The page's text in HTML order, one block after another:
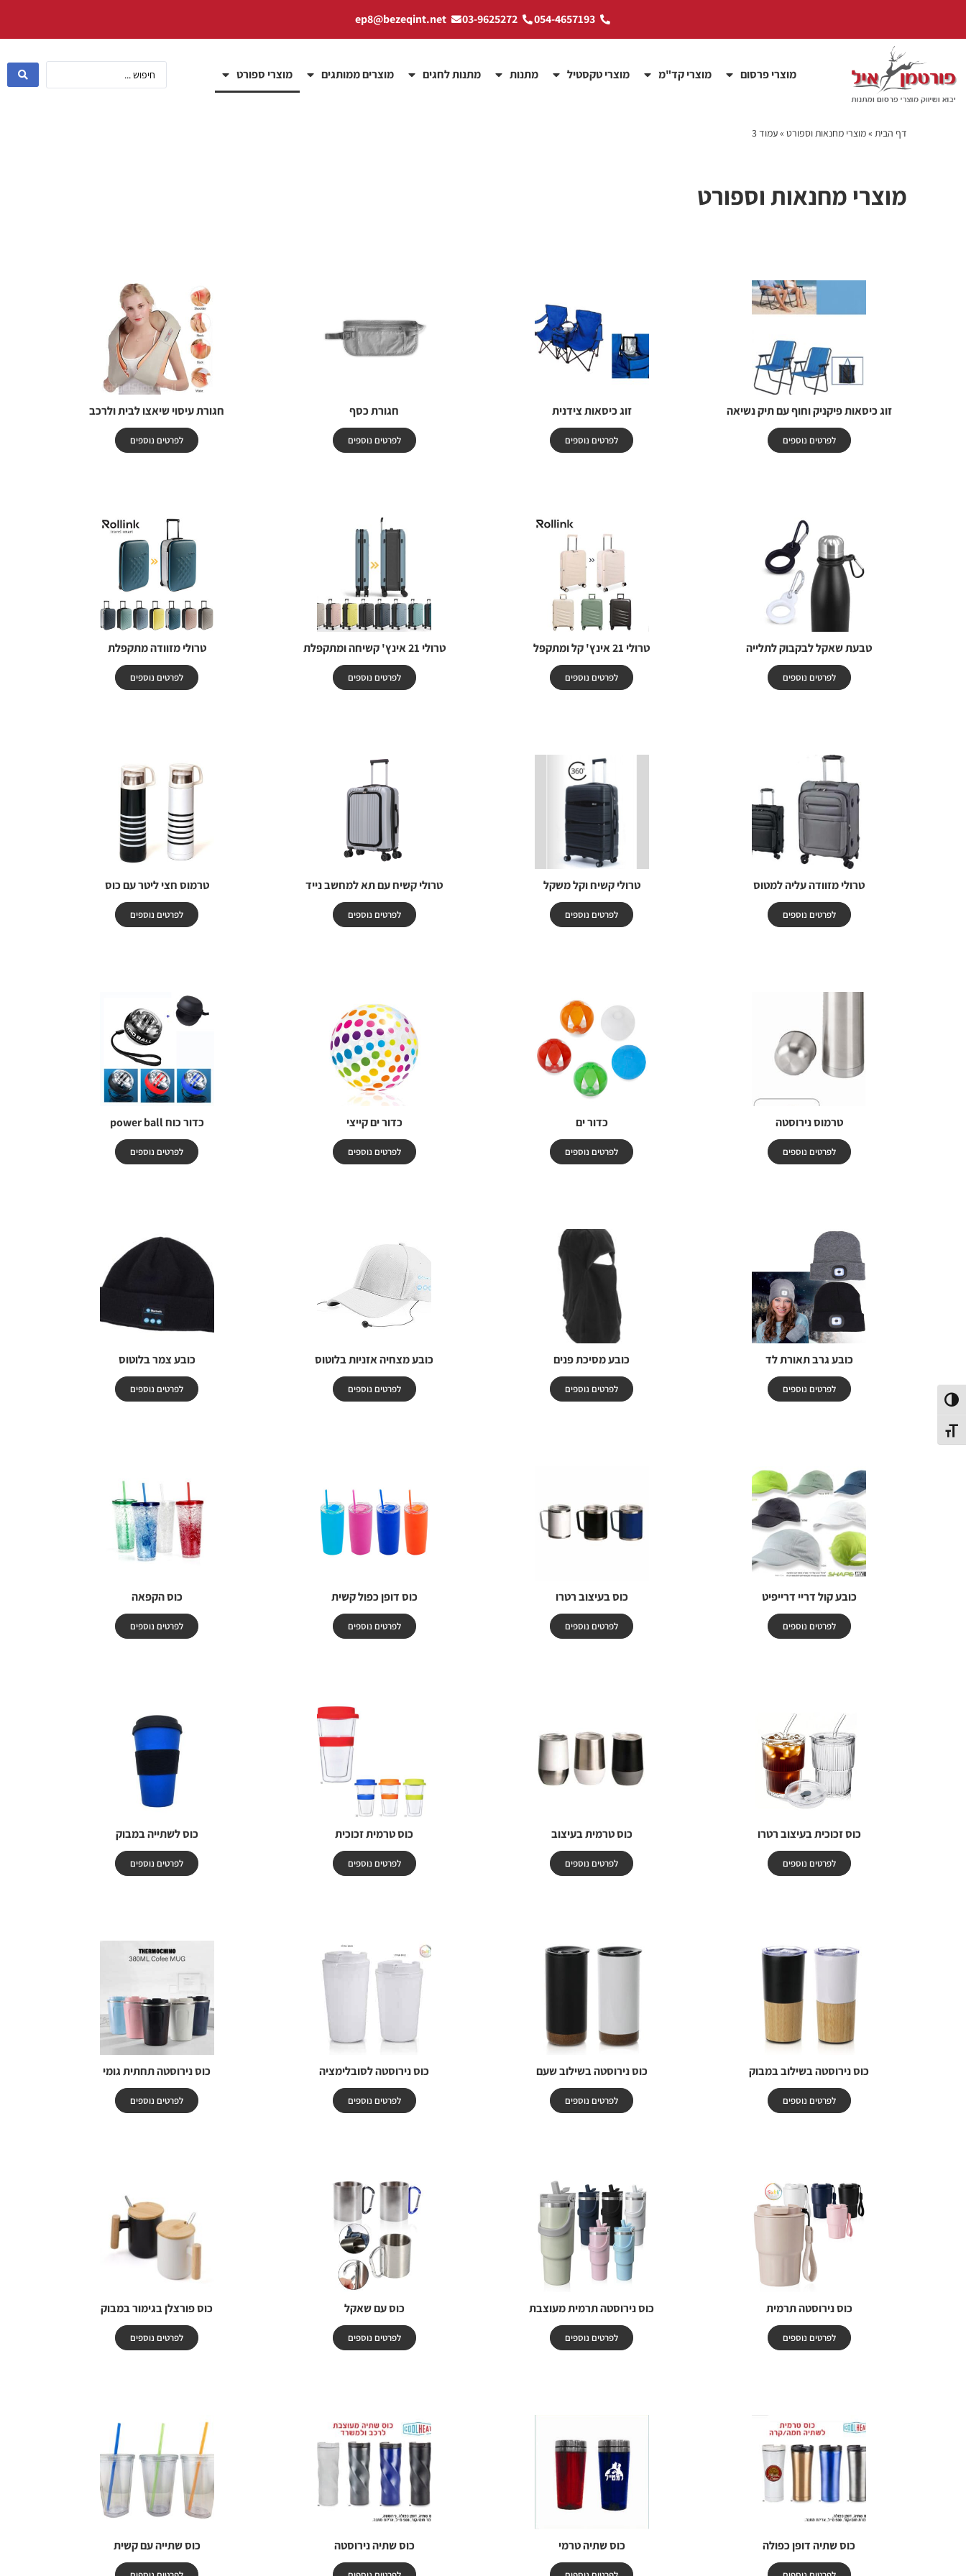
הפעל/כבה ניגודיות גבוהה
מתג גודל גופן
054-4657193
03-9625272
ep8@bezeqint.net
מוצרי פרסום מוצרי קד"מ מוצרי טקסטיל מתנות מתנות לחגים מוצרים ממותגים מוצרי ספורט
דף הבית »מוצרי מחנאות וספורט »עמוד 3
מוצרי מחנאות וספורט
זוג כיסאות פיקניק וחוף עם תיק נשיאה
לפרטים נוספים
זוג כיסאות צידנית
לפרטים נוספים
חגורת כסף
לפרטים נוספים
חגורת עיסוי שיאצו לבית ולרכב
לפרטים נוספים
טבעת שאקל לבקבוק לתלייה
לפרטים נוספים
טרולי 21 אינץ' קל ומתקפל
לפרטים נוספים
טרולי 21 אינץ' קשיחה ומתקפלת
לפרטים נוספים
טרולי מזוודה מתקפלת
לפרטים נוספים
טרולי מזוודה עליה למטוס
לפרטים נוספים
טרולי קשיח וקל משקל
לפרטים נוספים
טרולי קשיח עם תא למחשב נייד
לפרטים נוספים
טרמוס חצי ליטר עם כוס
לפרטים נוספים
טרמוס נירוסטה
לפרטים נוספים
כדור ים
לפרטים נוספים
כדור ים קייצי
לפרטים נוספים
כדור כוח power ball
לפרטים נוספים
כובע גרב תאורת לד
לפרטים נוספים
כובע מסיכת פנים
לפרטים נוספים
כובע מצחיה אזניות בלוטוס
לפרטים נוספים
כובע צמר בלוטוס
לפרטים נוספים
כובע קול דריי דרייפיט
לפרטים נוספים
כוס בעיצוב רטרו
לפרטים נוספים
כוס דופן כפול קשית
לפרטים נוספים
כוס הקפאה
לפרטים נוספים
כוס זכוכית בעיצוב רטרו
לפרטים נוספים
כוס טרמית בעיצוב
לפרטים נוספים
כוס טרמית זכוכית
לפרטים נוספים
כוס לשתייה במבוק
לפרטים נוספים
כוס נירוסטה בשילוב במבוק
לפרטים נוספים
כוס נירוסטה בשילוב שעם
לפרטים נוספים
כוס נירוסטה לסובלימציה
לפרטים נוספים
כוס נירוסטה תחתית גומי
לפרטים נוספים
כוס נירוסטה תרמית
לפרטים נוספים
כוס נירוסטה תרמית מעוצבת
לפרטים נוספים
כוס עם שאקל
לפרטים נוספים
כוס פורצלן בגימור במבוק
לפרטים נוספים
כוס שתיה דופן כפולה כוס שתיה טרמי כוס שתיה נירוסטה כוס שתייה עם קשית